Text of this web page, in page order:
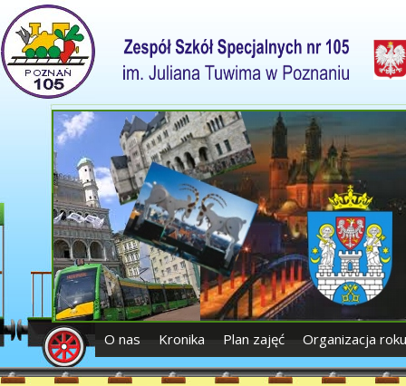
O nas Kronika Plan zajęć Organizacja roku